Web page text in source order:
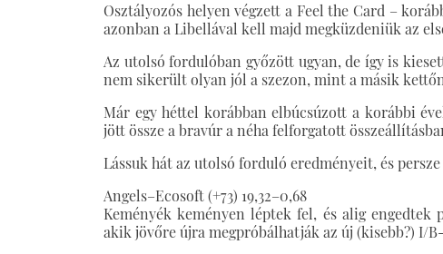
Osztályozós helyen végzett a Feel the Card –
azonban a Libellával kell majd megküzdeniük az
Az utolsó fordulóban győzött ugyan, de így is
nem sikerült olyan jól a szezon, mint a másik
Már egy héttel korábban elbúcsúzott a korábbi
jött össze a bravúr a néha felforgatott
Lássuk hát az utolsó forduló eredményeit, és
Angels–Ecosoft (+73) 19,32–0,68
Keményék keményen léptek fel, és alig
akik jövőre újra megpróbálhatják az új (kisebb?) I/